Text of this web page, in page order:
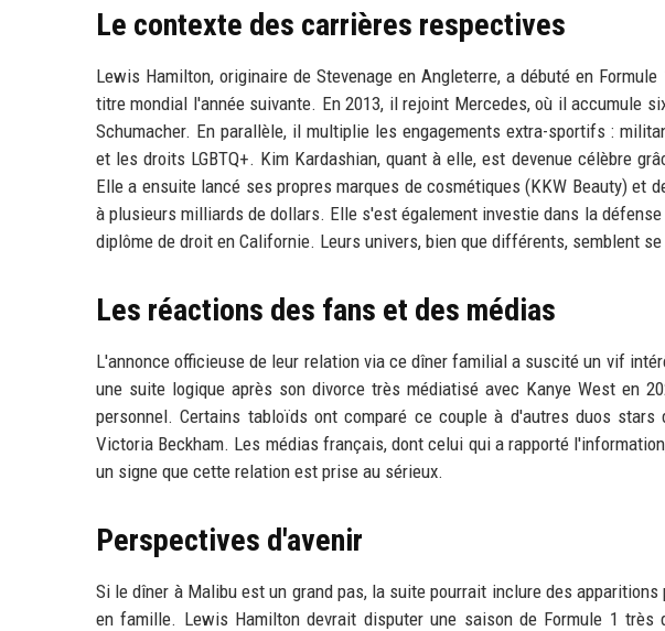
Le contexte des carrières respectives
Lewis Hamilton, originaire de Stevenage en Angleterre, a débuté en
titre mondial l'année suivante. En 2013, il rejoint Mercedes, où il accumule
Schumacher. En parallèle, il multiplie les engagements extra-sportifs :
et les droits LGBTQ+. Kim Kardashian, quant à elle, est devenue célèbre
Elle a ensuite lancé ses propres marques de cosmétiques (KKW Beauty) et
à plusieurs milliards de dollars. Elle s'est également investie dans la
diplôme de droit en Californie. Leurs univers, bien que différents, semblent
Les réactions des fans et des médias
L'annonce officieuse de leur relation via ce dîner familial a suscité un vif
une suite logique après son divorce très médiatisé avec Kanye West en
personnel. Certains tabloïds ont comparé ce couple à d'autres duos
Victoria Beckham. Les médias français, dont celui qui a rapporté
un signe que cette relation est prise au sérieux.
Perspectives d'avenir
Si le dîner à Malibu est un grand pas, la suite pourrait inclure des
en famille. Lewis Hamilton devrait disputer une saison de Formule 1